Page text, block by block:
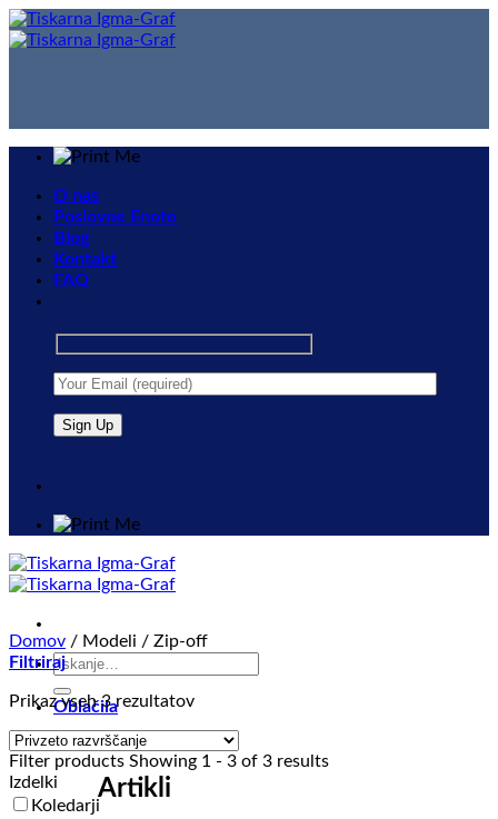
Skip
to
O nas
Poslovne Enote
Blog
Kontakt
FAQ
Išči:
Oblačila
Artikli
Domov / Modeli / Zip-off
Filtriraj
Prikaz vseh 3 rezultatov
Filter products Showing 1 - 3 of 3 results
Izdelki
Koledarji